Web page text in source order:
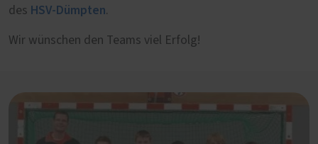
des HSV-Dümpten.
Wir wünschen den Teams viel Erfolg!